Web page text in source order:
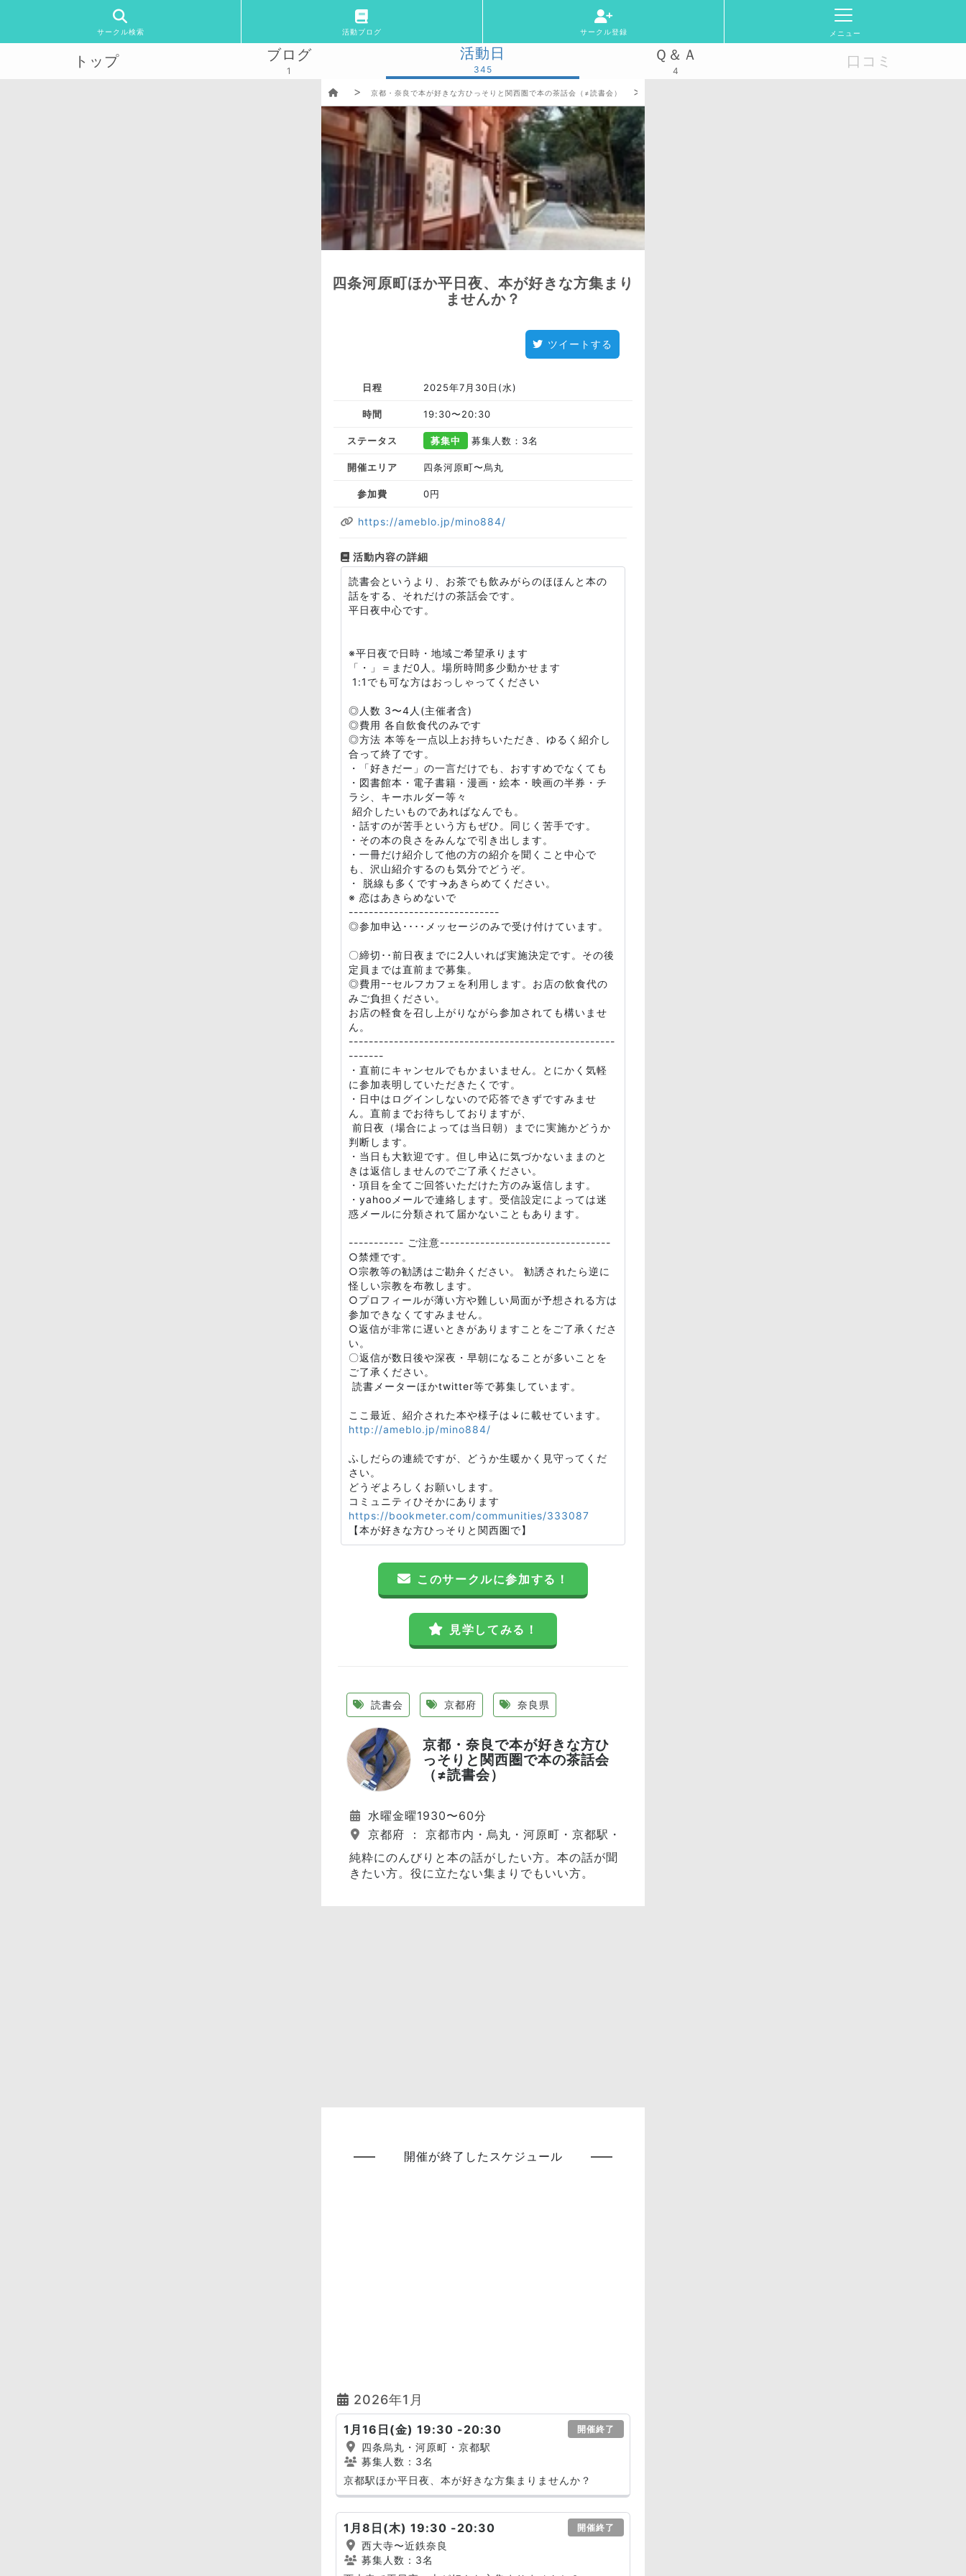
サークル検索 活動ブログ サークル登録 メニュー
トップ ブログ
1
活動日
345
Ｑ＆Ａ
4
口コミ
京都・奈良で本が好きな方ひっそりと関西圏で本の茶話会（≠読書会）
四条河原町ほか平日夜、本が好きな方集まり
ませんか？
ツイートする
日程 2025年7月30日(水)
時間 19:30〜20:30
ステータス 募集中 募集人数：3名
開催エリア 四条河原町〜烏丸
参加費 0円
https://ameblo.jp/mino884/
活動内容の詳細
読書会というより、お茶でも飲みがらのほほんと本の
話をする、それだけの茶話会です。
平日夜中心です。
※平日夜で日時・地域ご希望承ります
「・」＝まだ0人。場所時間多少動かせます
1:1でも可な方はおっしゃってください
◎人数 3〜4人(主催者含)
◎費用 各自飲食代のみです
◎方法 本等を一点以上お持ちいただき、ゆるく紹介し
合って終了です。
・「好きだー」の一言だけでも、おすすめでなくても
・図書館本・電子書籍・漫画・絵本・映画の半券・チ
ラシ、キーホルダー等々
紹介したいものであればなんでも。
・話すのが苦手という方もぜひ。同じく苦手です。
・その本の良さをみんなで引き出します。
・一冊だけ紹介して他の方の紹介を聞くこと中心で
も、沢山紹介するのも気分でどうぞ。
・ 脱線も多くです→あきらめてください。
※ 恋はあきらめないで
------------------------------
◎参加申込････メッセージのみで受け付けています。
〇締切･･前日夜までに2人いれば実施決定です。その後
定員までは直前まで募集。
◎費用ｰｰセルフカフェを利用します。お店の飲食代の
みご負担ください。
お店の軽食を召し上がりながら参加されても構いませ
ん。
-----------------------------------------------------
-------
・直前にキャンセルでもかまいません。とにかく気軽
に参加表明していただきたくです。
・日中はログインしないので応答できずですみませ
ん。直前までお待ちしておりますが、
前日夜（場合によっては当日朝）までに実施かどうか
判断します。
・当日も大歓迎です。但し申込に気づかないままのと
きは返信しませんのでご了承ください。
・項目を全てご回答いただけた方のみ返信します。
・yahooメールで連絡します。受信設定によっては迷
惑メールに分類されて届かないこともあります。
----------- ご注意----------------------------------
○禁煙です。
○宗教等の勧誘はご勘弁ください。 勧誘されたら逆に
怪しい宗教を布教します。
○プロフィールが薄い方や難しい局面が予想される方は
参加できなくてすみません。
○返信が非常に遅いときがありますことをご了承くださ
い。
〇返信が数日後や深夜・早朝になることが多いことを
ご了承ください。
読書メーターほかtwitter等で募集しています。
ここ最近、紹介された本や様子は↓に載せています。
http://ameblo.jp/mino884/
ふしだらの連続ですが、どうか生暖かく見守ってくだ
さい。
どうぞよろしくお願いします。
コミュニティひそかにあります
https://bookmeter.com/communities/333087
【本が好きな方ひっそりと関西圏で】
このサークルに参加する！
見学してみる！
読書会 京都府 奈良県
京都・奈良で本が好きな方ひ
っそりと関西圏で本の茶話会
（≠読書会）
水曜金曜1930〜60分
京都府 ： 京都市内・烏丸・河原町・京都駅・伏見桃山、高の原・ 近鉄奈良・西大寺・生駒
純粋にのんびりと本の話がしたい方。本の話が聞
きたい方。役に立たない集まりでもいい方。
開催が終了したスケジュール
2026年1月
1月16日(金) 19:30 -20:30 開催終了
四条烏丸・河原町・京都駅
募集人数：3名
京都駅ほか平日夜、本が好きな方集まりませんか？
1月8日(木) 19:30 -20:30 開催終了
西大寺〜近鉄奈良
募集人数：3名